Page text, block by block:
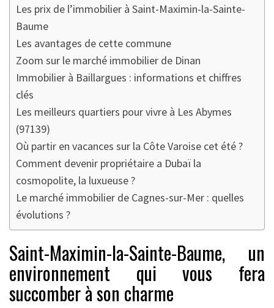
Les prix de l’immobilier à Saint-Maximin-la-Sainte-
Baume
Les avantages de cette commune
Zoom sur le marché immobilier de Dinan
Immobilier à Baillargues : informations et chiffres
clés
Les meilleurs quartiers pour vivre à Les Abymes
(97139)
Où partir en vacances sur la Côte Varoise cet été ?
Comment devenir propriétaire a Dubaï la
cosmopolite, la luxueuse ?
Le marché immobilier de Cagnes-sur-Mer : quelles
évolutions ?
Saint-Maximin-la-Sainte-Baume, un
environnement qui vous fera
succomber à son charme